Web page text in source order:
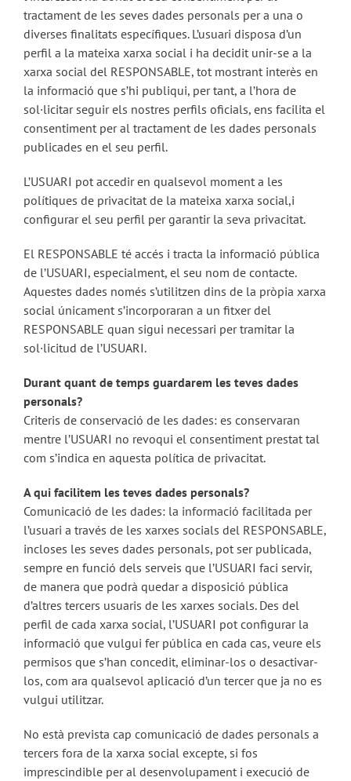
tractament de les seves dades personals per a una o
diverses finalitats específiques. L’usuari disposa d’un
perfil a la mateixa xarxa social i ha decidit unir-se a la
xarxa social del RESPONSABLE, tot mostrant interès en
la informació que s’hi publiqui, per tant, a l’hora de
sol·licitar seguir els nostres perfils oficials, ens facilita el
consentiment per al tractament de les dades personals
publicades en el seu perfil.
L’USUARI pot accedir en qualsevol moment a les
polítiques de privacitat de la mateixa xarxa social,i
configurar el seu perfil per garantir la seva privacitat.
El RESPONSABLE té accés i tracta la informació pública
de l’USUARI, especialment, el seu nom de contacte.
Aquestes dades només s’utilitzen dins de la pròpia xarxa
social únicament s’incorporaran a un fitxer del
RESPONSABLE quan sigui necessari per tramitar la
sol·licitud de l’USUARI.
Durant quant de temps guardarem les teves dades
personals?
Criteris de conservació de les dades: es conservaran
mentre l’USUARI no revoqui el consentiment prestat tal
com s’indica en aquesta política de privacitat.
A qui facilitem les teves dades personals?
Comunicació de les dades: la informació facilitada per
l’usuari a través de les xarxes socials del RESPONSABLE,
incloses les seves dades personals, pot ser publicada,
sempre en funció dels serveis que l’USUARI faci servir,
de manera que podrà quedar a disposició pública
d’altres tercers usuaris de les xarxes socials. Des del
perfil de cada xarxa social, l’USUARI pot configurar la
informació que vulgui fer pública en cada cas, veure els
permisos que s’han concedit, eliminar-los o desactivar-
los, com ara qualsevol aplicació d’un tercer que ja no es
vulgui utilitzar.
No està prevista cap comunicació de dades personals a
tercers fora de la xarxa social excepte, si fos
imprescindible per al desenvolupament i execució de